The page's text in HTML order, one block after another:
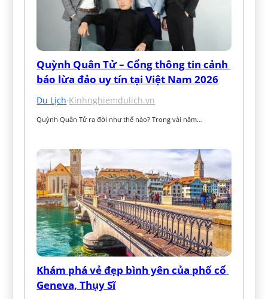
Quỳnh Quân Tử – Cổng thông tin cảnh
báo lừa đảo uy tín tại Việt Nam 2026
Du Lịch·Kinhnghiemdulich.vn
Quỳnh Quân Tử ra đời như thế nào? Trong vài năm…
Khám phá vẻ đẹp bình yên của phố cổ
Geneva, Thụy Sĩ